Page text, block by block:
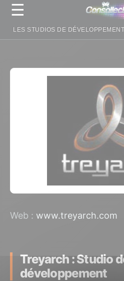
☰
LES STUDIOS DE DÉVELOPPEMENT
Web : www.treyarch.com
Treyarch : Studio
développement
Panneau de gestion des